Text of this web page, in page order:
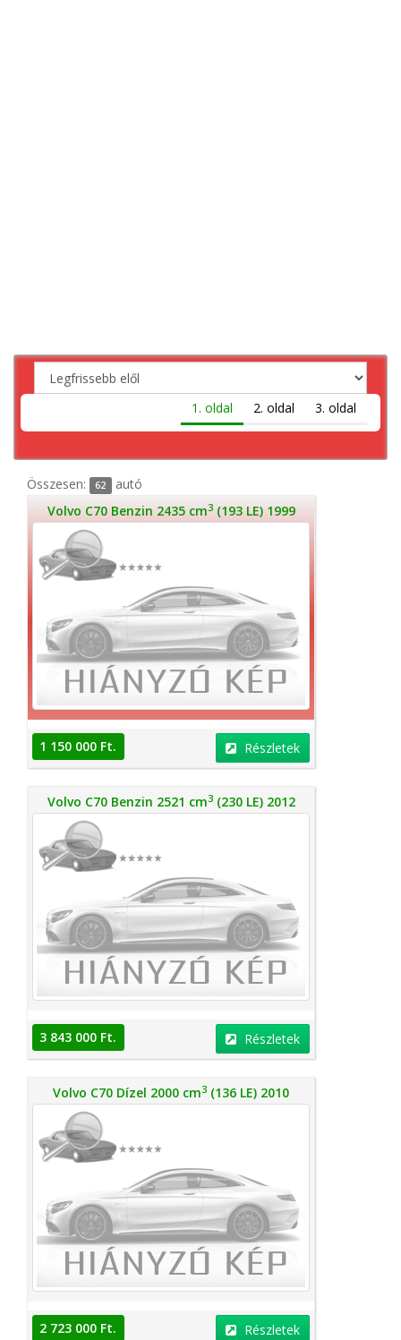
1. oldal 2. oldal 3. oldal
Összesen: 62 autó
Volvo C70 Benzin 2435 cm3(193 LE) 1999
1 150 000 Ft. Részletek
Volvo C70 Benzin 2521 cm3(230 LE) 2012
3 843 000 Ft. Részletek
Volvo C70 Dízel 2000 cm3 (136 LE) 2010
2 723 000 Ft. Részletek